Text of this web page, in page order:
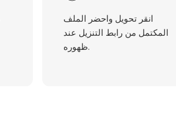
انقر تحويل واحضر الملف
المكتمل من رابط التنزيل عند
ظهوره.